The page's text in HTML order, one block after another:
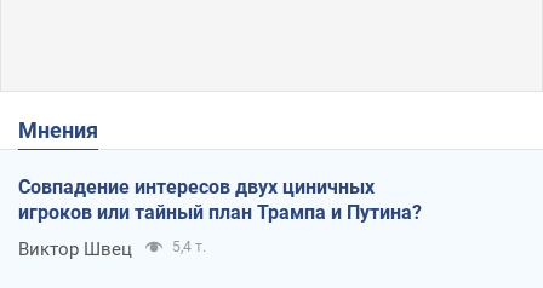
Мнения
Совпадение интересов двух циничных
игроков или тайный план Трампа и Путина?
Виктор Швец 5,4 т.